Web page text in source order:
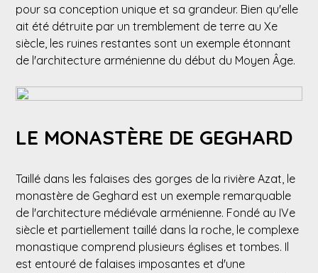
pour sa conception unique et sa grandeur. Bien qu'elle
ait été détruite par un tremblement de terre au Xe
siècle, les ruines restantes sont un exemple étonnant
de l'architecture arménienne du début du Moyen Âge.
LE MONASTÈRE DE GEGHARD
Taillé dans les falaises des gorges de la rivière Azat, le
monastère de Geghard est un exemple remarquable
de l'architecture médiévale arménienne. Fondé au IVe
siècle et partiellement taillé dans la roche, le complexe
monastique comprend plusieurs églises et tombes. Il
est entouré de falaises imposantes et d'une